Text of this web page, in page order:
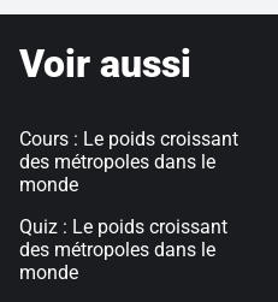
Voir aussi
Cours : Le poids croissant
des métropoles dans le
monde
Quiz : Le poids croissant
des métropoles dans le
monde